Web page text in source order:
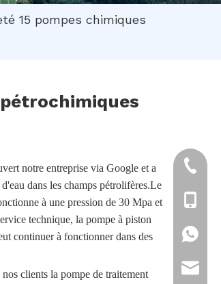
15 pompes chimiques
notre entreprise via Google et a
dans les champs pétrolifères.Le
à une pression de 30 Mpa et
technique, la pompe à piston
continuer à fonctionner dans des
clients la pompe de traitement
+86-
+86-